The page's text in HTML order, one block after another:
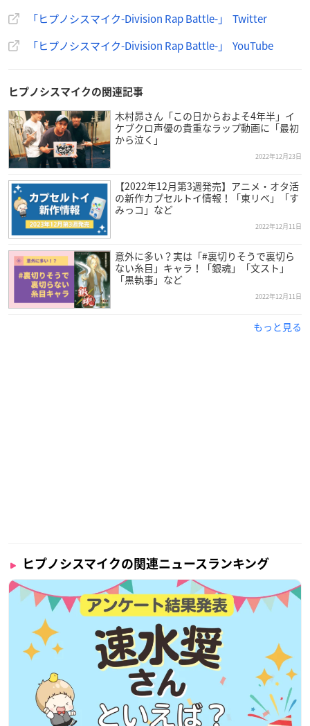
【チケット販売スケジュール】
HYPSTER 1次先行：2022年12月24日(土)21:30〜2023年1月10日
HYPSTER 2次先行：2023年1月23日(月)12:00〜1月31日(火)23:5
HYPSTER 3次先行：2023年2月13日(月)12:00〜2月21日(火)23:5
9
一般抽選受付：2023年3月3日(金)12:00〜3月9日(木)23:59
一般先着受付：2023年4月8日(土)12:00〜
【チケット料金】
指定席 ¥13,000円（税込）
📣特報❗❗❗❗❗❗#ヒプマイ9thライブ
「ヒプノシスマイク-Division Rap Battle-」 Twitter
「ヒプノシスマイク-Division Rap Battle-」 YouTube
ヒプノシスマイクの関連記事
木村昴さん「この日からおよそ4年半」イ
ケブクロ声優の貴重なラップ動画に「最初
から泣く」
2022年12月23日
【2022年12月第3週発売】アニメ・オタ活
の新作カプセルトイ情報！「東リベ」「す
みっコ」など
2022年12月11日
意外に多い？実は「#裏切りそうで裏切ら
ない糸目」キャラ！「銀魂」「文スト」
「黒執事」など
2022年12月11日
もっと見る
ヒプノシスマイクの関連ニュースランキング